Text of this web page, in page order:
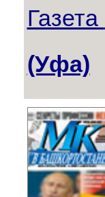
Газета
(Уфа)